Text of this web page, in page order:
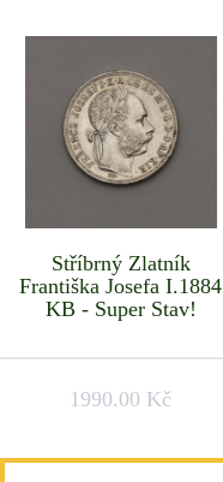
Stříbrný Zlatník
Františka Josefa I.1884
KB - Super Stav!
1990.00 Kč